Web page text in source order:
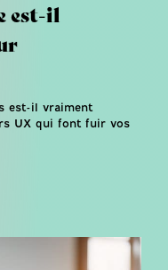
est-il
est-il vraiment
UX qui font fuir vos